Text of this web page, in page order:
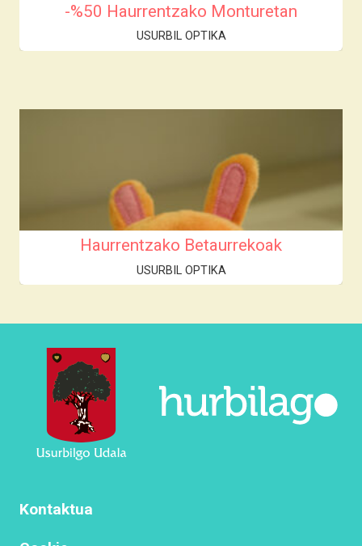
-%50 Haurrentzako Monturetan
USURBIL OPTIKA
Haurrentzako Betaurrekoak
USURBIL OPTIKA
Kontaktua